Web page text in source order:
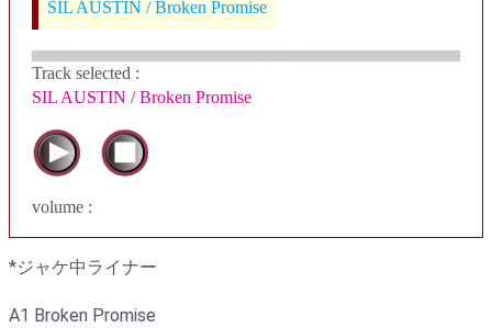
SIL AUSTIN / Broken Promise
Track selected :
SIL AUSTIN / Broken Promise
volume :
*ジャケ中ライナー
A1 Broken Promise